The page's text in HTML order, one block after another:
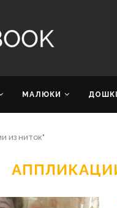
МАЛЮКИ
из ниток"